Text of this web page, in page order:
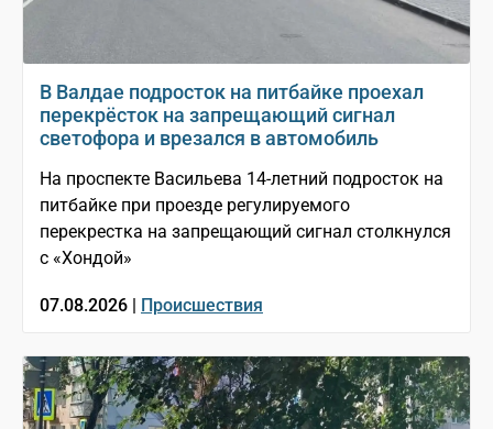
В Валдае подросток на питбайке проехал
перекрёсток на запрещающий сигнал
светофора и врезался в автомобиль
На проспекте Васильева 14-летний подросток на
питбайке при проезде регулируемого
перекрестка на запрещающий сигнал столкнулся
с «Хондой»
07.08.2026 | Происшествия